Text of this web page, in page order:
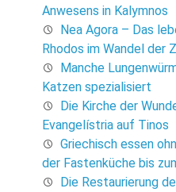
Anwesens in Kalymnos
Nea Agora – Das
Rhodos im Wandel der
Manche
Katzen spezialisiert
Die Kirche der
Evangelístria auf Tinos
Griechisch essen
der Fastenküche bis
Die Restaurierung